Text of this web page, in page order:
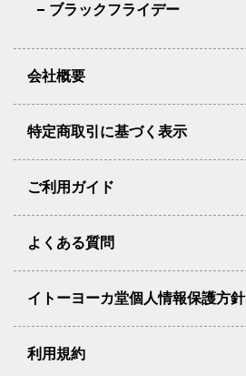
ブラックフライデー
会社概要
特定商取引に基づく表示
ご利用ガイド
よくある質問
イトーヨーカ堂個人情報保護方針
利用規約